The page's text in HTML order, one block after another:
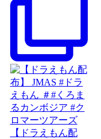
【ドラえもん配